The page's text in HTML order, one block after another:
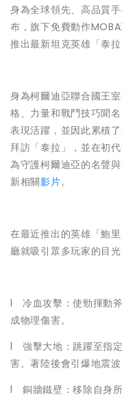
身為全球領先、高品質
布，旗下免費動作MOBA
推出最新坦克英雄「泰拉
身為柯爾迪亞聯合國王
格、力量和戰鬥技巧聞
表現活躍，並因此累積
拜訪「泰拉」，並在初
為守護柯爾迪亞的名聲
新相關影片。
在最近推出的英雄「鮑
廳就吸引眾多玩家的目
l 冷血攻擊：使勁揮動
成物理傷害。
l 強擊大地：跳躍至指
害。著陸後會引爆地震波
l 銅牆鐵壁：移除自身